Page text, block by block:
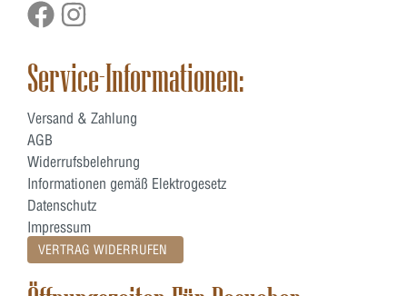
Service-Informationen:
Versand & Zahlung
AGB
Widerrufsbelehrung
Informationen gemäß Elektrogesetz
Datenschutz
Impressum
VERTRAG WIDERRUFEN